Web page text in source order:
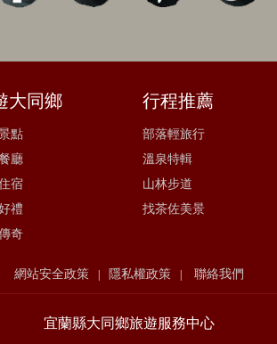
大同鄉
點
廳
宿
禮
奇
行程推薦
部落輕旅行
溫泉特輯
山林步道
找茶佐美景
網站安全政策 | 隱私權政策 | 聯絡我們
宜蘭縣大同鄉旅遊服務中心